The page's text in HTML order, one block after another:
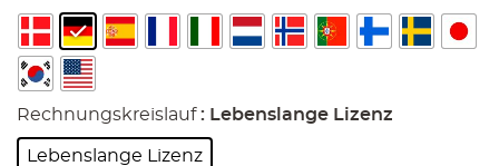
Rechnungskreislauf : Lebenslange Lizenz
Lebenslange Lizenz